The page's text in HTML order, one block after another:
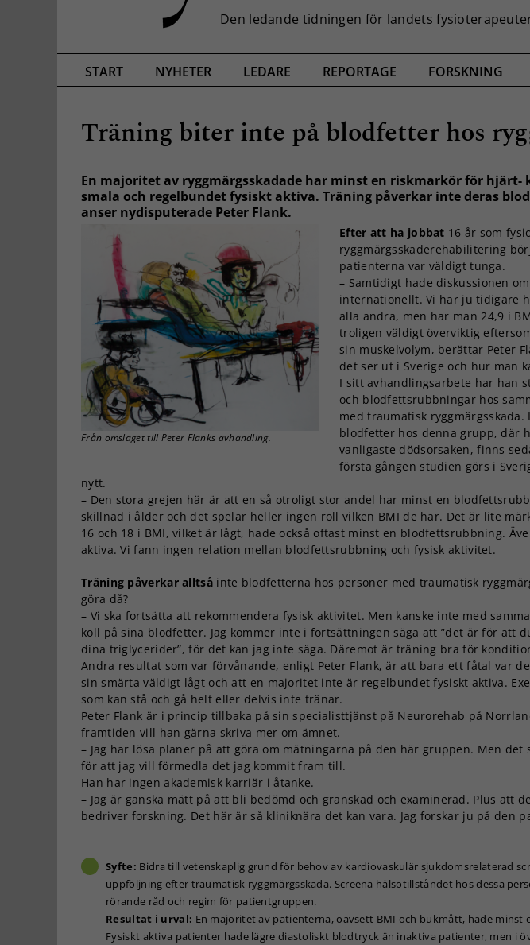
START NYHETER LEDARE REPORTAGE FORSKNING
Träning biter inte på blodfetter hos
En majoritet av ryggmärgsskadade har minst en riskmarkör för hjärt-
smala och regelbundet fysiskt aktiva. Träning påverkar inte deras
anser nydisputerade Peter Flank.
Från omslaget till Peter Flanks avhandling.
Efter att ha jobbat 16 år som
ryggmärgsskaderehabilitering
patienterna var väldigt tunga.
– Samtidigt hade diskussionen
internationellt. Vi har ju tidigare
alla andra, men har man 24,9 i
troligen väldigt överviktig
sin muskelvolym, berättar Peter
det ser ut i Sverige och hur man
I sitt avhandlingsarbete har han
och blodfettsrubbningar hos
med traumatisk
blodfetter hos denna grupp, där
vanligaste dödsorsaken, finns
första gången studien görs i
nytt.
– Den stora grejen här är att en så otroligt stor andel har minst en
skillnad i ålder och det spelar heller ingen roll vilken BMI de har. Det är lite
16 och 18 i BMI, vilket är lågt, hade också oftast minst en blodfettsrubbning.
aktiva. Vi fann ingen relation mellan blodfettsrubbning och fysisk aktivitet.
Träning påverkar alltsåinte blodfetterna hos personer med traumatisk
göra då?
– Vi ska fortsätta att rekommendera fysisk aktivitet. Men kanske inte med
koll på sina blodfetter. Jag kommer inte i fortsättningen säga att ”det är för att
dina triglycerider”, för det kan jag inte säga. Däremot är träning bra för
Andra resultat som var förvånande, enligt Peter Flank, är att bara ett fåtal var
sin smärta väldigt lågt och att en majoritet inte är regelbundet fysiskt aktiva.
som kan stå och gå helt eller delvis inte tränar.
Peter Flank är i princip tillbaka på sin specialisttjänst på Neurorehab på
framtiden vill han gärna skriva mer om ämnet.
– Jag har lösa planer på att göra om mätningarna på den här gruppen. Men
för att jag vill förmedla det jag kommit fram till.
Han har ingen akademisk karriär i åtanke.
– Jag är ganska mätt på att bli bedömd och granskad och examinerad. Plus att
bedriver forskning. Det här är så kliniknära det kan vara. Jag forskar ju på den
Syfte: Bidra till vetenskaplig grund för behov av kardiovaskulär sjukdomsrelaterad
uppföljning efter traumatisk ryggmärgsskada. Screena hälsotillståndet hos dessa
rörande råd och regim för patientgruppen.
Resultat i urval: En majoritet av patienterna, oavsett BMI och bukmått, hade
Fysiskt aktiva patienter hade lägre diastoliskt blodtryck än inaktiva patienter, men i